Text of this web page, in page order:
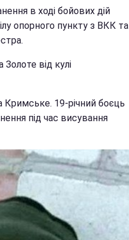
в ході бойових дій
опорного пункту з ВКК та
Золоте від кулі
Кримське. 19-річний боєць
під час висування